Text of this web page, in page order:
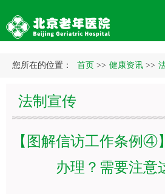
您所在的位置： 首页 >> 健康资讯 >>
法制宣传
【图解信访工作条例④
办理？需要注意